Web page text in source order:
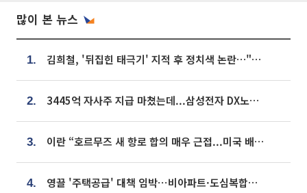
많이 본 뉴스
1. 김희철, '뒤집힌 태극기' 지적 후 정치색 논란…"좌우 떠나 우리나라 국기"
2. 3445억 자사주 지급 마쳤는데...삼성전자 DX노조, 뒤늦은 '떼쓰기 집회'
3. 이란 “호르무즈 새 항로 합의 매우 근접...미국 배상 먼저”
4. 영끌 '주택공급' 대책 임박⋯비아파트·도심복합까지 총동원